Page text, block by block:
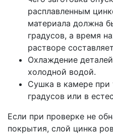
расплавленным
материала должна
градусов, а время
растворе
Охлаждение
холодной водой.
Сушка в камере при
градусов или в
Если при проверке не
покрытия, слой цинка